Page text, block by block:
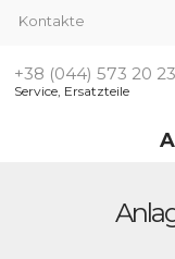
Kontakte
+38 (044) 573 20 23
Service, Ersatzteile